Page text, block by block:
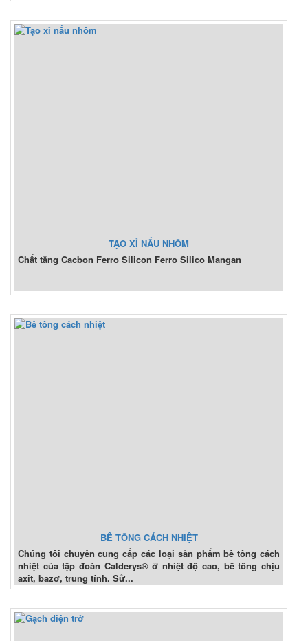
TẠO XỈ NẤU NHÔM
Chất tăng Cacbon Ferro Silicon Ferro Silico Mangan
BÊ TÔNG CÁCH NHIỆT
Chúng tôi chuyên cung cấp các loại sản phẩm bê tông cách
nhiệt của tập đoàn Calderys® ở nhiệt độ cao, bê tông chịu
axit, bazơ, trung tính. Sử...